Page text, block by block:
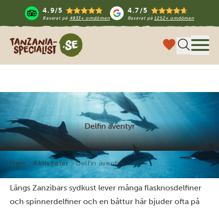
4.9/5
Baserat på 4833+ omdömen
4.7/5
Baserat på1252+ omdömen
Tanzania Specialist
Delfin äventyr
Hem Aktiviteter Delfin äventyr
Längs Zanzibars sydkust lever många flasknosdelfiner
och spinnerdelfiner och en båttur här bjuder ofta på